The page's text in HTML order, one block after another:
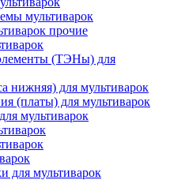
мультиварок
прочие
(ТЭНы) для
нижняя) для мультиварок
(платы) для мультиварок
мультиварок
для мультиварок